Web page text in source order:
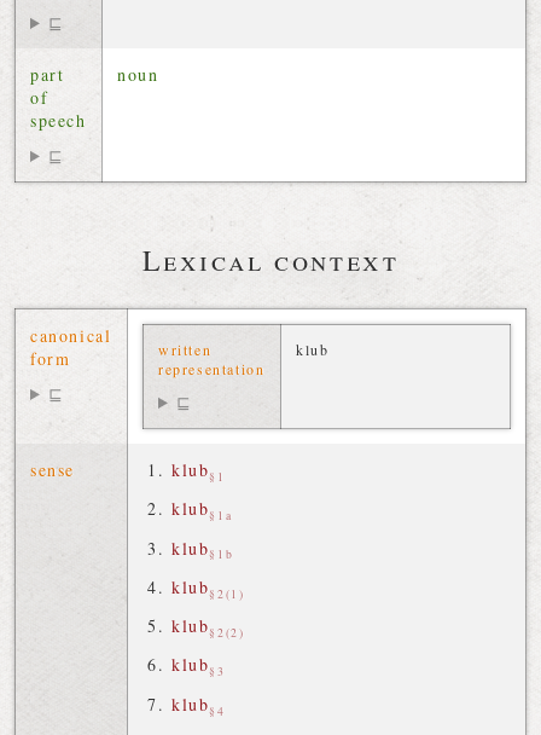
⊑
part
of
speech
⊑
noun
Lexical context
canonical
form
⊑
written
representation
⊑
klub
sense klub§1
klub§1a
klub§1b
klub§2(1)
klub§2(2)
klub§3
klub§4